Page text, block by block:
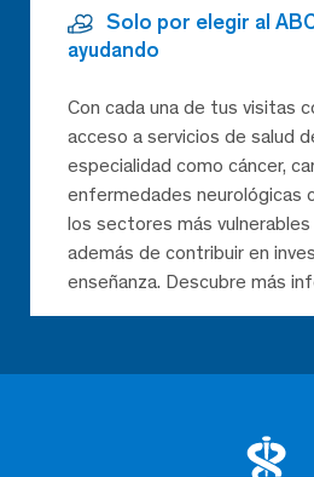
Solo por elegir al
ayudando
Con cada una de tus visitas
acceso a servicios de salud
especialidad como cáncer,
enfermedades neurológicas
los sectores más vulnerables
además de contribuir en
enseñanza. Descubre más